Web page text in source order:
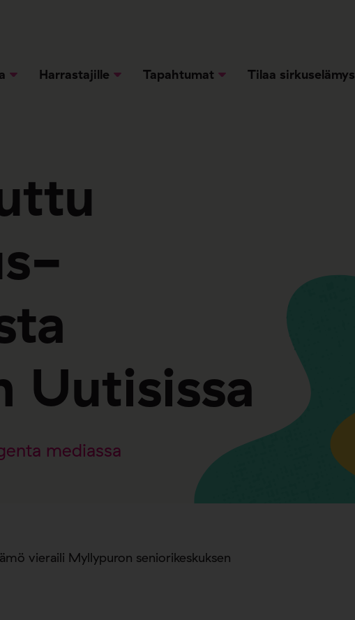
Harrastajille Tapahtumat Tilaa sirkuselämys
Uutisissa
mediassa
vieraili Myllypuron seniorikeskuksen